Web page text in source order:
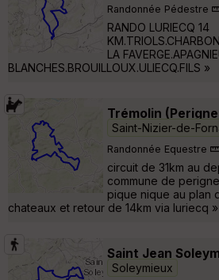
Randonnée Pédestre
RANDO LURIECQ 14
LA
BLANCHES.BROUILLOUX.ULIECQ.FILS »
Trémolin
Saint-Nizier-de-
Randonnée Equestre
circuit de 31km au
commune de
pique nique au plan
chateaux et retour de 14km via luriecq »
Saint Jean
Soleymieux